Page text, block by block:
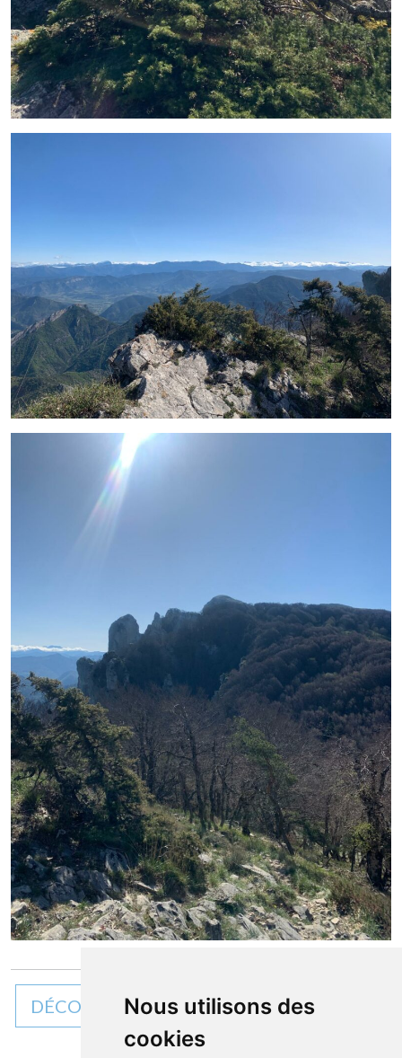
Nous utilisons des
cookies
DÉCOUVREZ TOUTES NOS ACTUALITÉS